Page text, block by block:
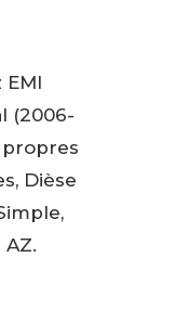
(2006-
propres
Dièse